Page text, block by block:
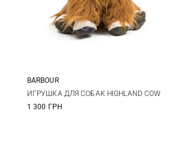
One Size
BARBOUR
ИГРУШКА ДЛЯ СОБАК HIGHLAND COW
1 300 ГРН